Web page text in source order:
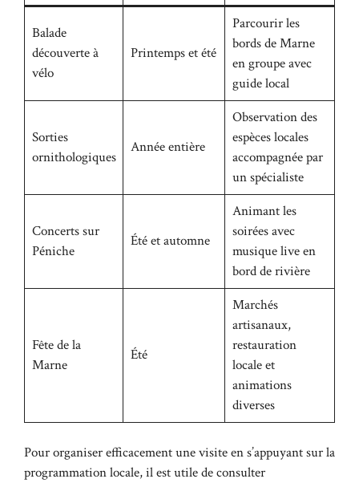
Balade
découverte à
vélo
Printemps et été
Parcourir les
bords de Marne
en groupe avec
guide local
Sorties
ornithologiques
Année entière
Observation des
espèces locales
accompagnée par
un spécialiste
Concerts sur
Péniche
Été et automne
Animant les
soirées avec
musique live en
bord de rivière
Fête de la
Marne
Été
Marchés
artisanaux,
restauration
locale et
animations
diverses
Pour organiser efficacement une visite en s’appuyant sur la
programmation locale, il est utile de consulter